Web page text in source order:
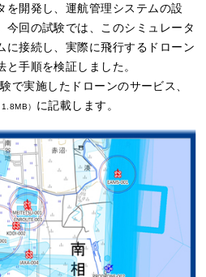
を開発し、運航管理システムの設
今回の試験では、このシミュレータ
に接続し、実際に飛行するドローン
手順を検証しました。
で実施したドローンのサービス、
1.8MB） に記載します。